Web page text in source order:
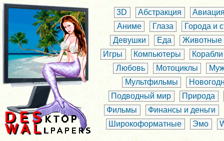
3D Абстракция
Аниме
Глаза
Города и
Девушки
Еда
Животные
Игры
Компьютеры
Корабли
Любовь
Мотоциклы
Мультфильмы
Подводный мир
Природа
Фильмы
Финансы и деньги
Широкоформатные
Эмо